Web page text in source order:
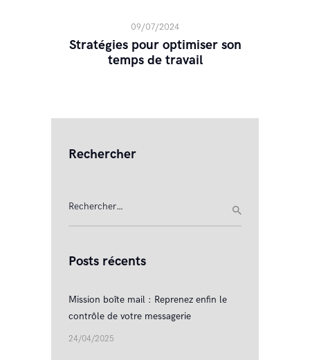
09/07/2024
Stratégies pour optimiser son
temps de travail
Rechercher
Rechercher :
Posts récents
Mission boîte mail : Reprenez enfin le
contrôle de votre messagerie
24/04/2025